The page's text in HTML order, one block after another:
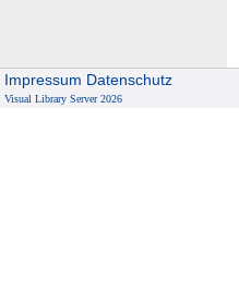
Impressum Datenschutz
Visual Library Server 2026